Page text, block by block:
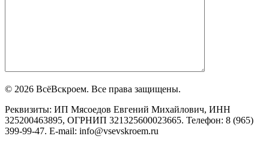
© 2026 ВсёВскроем. Все права защищены.
Реквизиты: ИП Мясоедов Евгений Михайлович, ИНН
325200463895, ОГРНИП 321325600023665. Телефон: 8 (965)
399-99-47. E-mail: info@vsevskroem.ru